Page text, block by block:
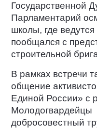
Государственной
Парламентарий
школы, где
пообщался с
строительной
В рамках встречи
общение
Единой России» с
Молодогвардейцы
добросовестный